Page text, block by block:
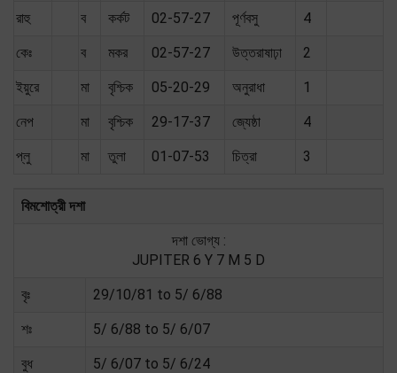
রাহু ব কর্কট 02-57-27 পূর্ণবসু 4
কেঃ ব মকর 02-57-27 উত্তরাষাঢ়া 2
ইয়ুরে মা বৃশ্চিক 05-20-29 অনুরাধা 1
নেপ মা বৃশ্চিক 29-17-37 জ্যেষ্ঠা 4
প্লু মা তুলা 01-07-53 চিত্রা 3
বিমশোত্রী দশা
দশা ভোগ্য :
JUPITER 6 Y 7 M 5 D
বৃঃ 29/10/81 to 5/ 6/88
শঃ 5/ 6/88 to 5/ 6/07
বুধ 5/ 6/07 to 5/ 6/24